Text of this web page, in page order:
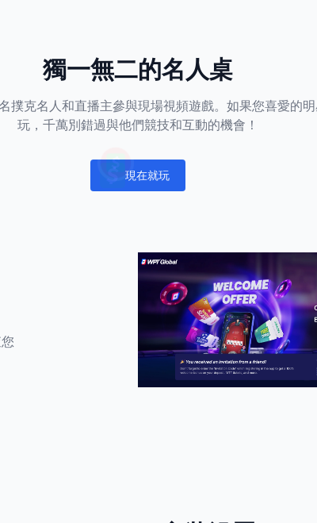
獨一無二的名人桌
撲克名人和直播主參與現場視頻遊戲。如果您喜愛的
玩，千萬別錯過與他們競技和互動的機會！
Notifications
現在就玩